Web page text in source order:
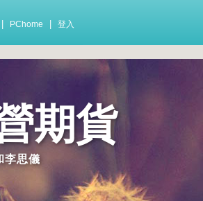
PChome 登入
期貨
李思儀